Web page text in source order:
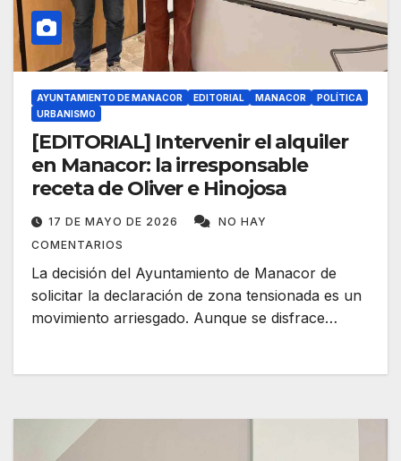
AYUNTAMIENTO DE MANACOR EDITORIAL MANACOR
POLÍTICA
URBANISMO
[EDITORIAL] Intervenir el alquiler
en Manacor: la irresponsable
receta de Oliver e Hinojosa
17 DE MAYO DE 2026
NO HAY
COMENTARIOS
La decisión del Ayuntamiento de Manacor de
solicitar la declaración de zona tensionada es un
movimiento arriesgado. Aunque se disfrace…